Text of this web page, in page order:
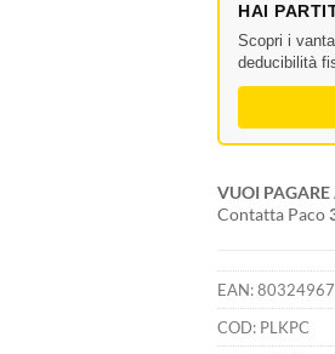
HAI
Scopri i
deducibilità
VUOI PAGARE
Contatta Paco
EAN:
COD: PLKPC